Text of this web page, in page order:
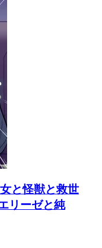
と怪獣と救世
リーゼと純